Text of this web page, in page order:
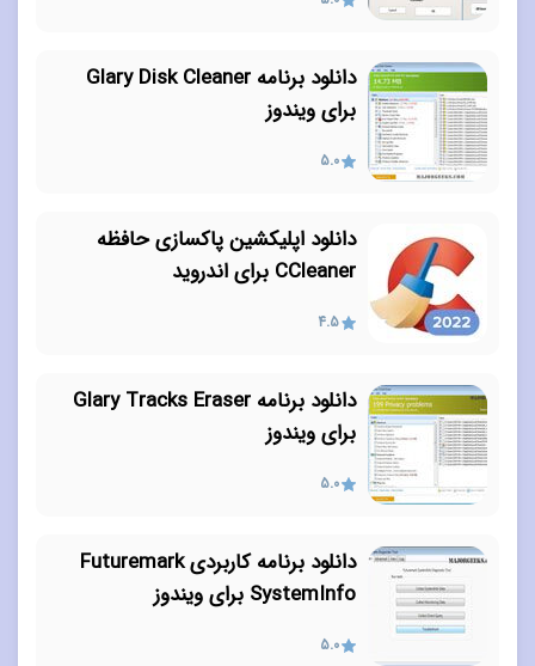
دانلود برنامه Glary Disk Cleaner
برای ویندوز
5.0
دانلود اپلیکشین پاکسازی حافظه
CCleaner برای اندروید
4.5
دانلود برنامه Glary Tracks Eraser
برای ویندوز
5.0
دانلود برنامه کاربردی Futuremark
SystemInfo برای ویندوز
5.0